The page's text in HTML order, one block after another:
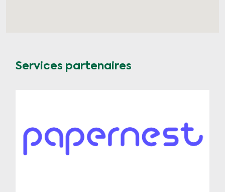
Services partenaires